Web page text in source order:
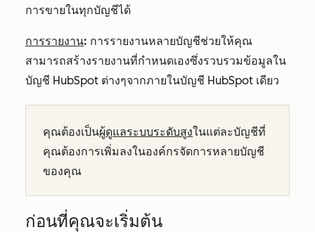
การขายในทุกบัญชีได้
การรายงาน: การรายงานหลายบัญชีช่วยให้คุณ
สามารถสร้างรายงานที่กำหนดเองซึ่งรวบรวมข้อมูลใน
บัญชี HubSpot ต่างๆจากภายในบัญชี HubSpot เดียว
คุณต้องเป็นผู้ดูแลระบบระดับสูงในแต่ละบัญชีที่
คุณต้องการเพิ่มลงในองค์กรจัดการหลายบัญชี
ของคุณ
ก่อนที่คุณจะเริ่มต้น